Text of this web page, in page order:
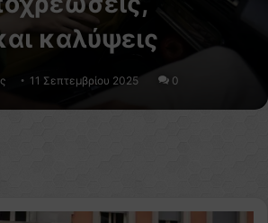
καλύψεις
11 Σεπτεμβρίου 2025 0